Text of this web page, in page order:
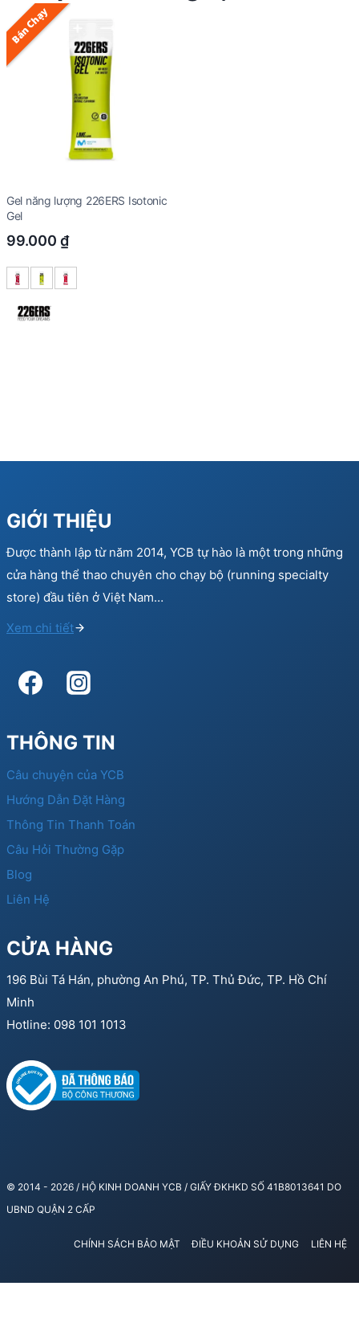
Bán Chạy
Gel năng lượng 226ERS Isotonic
Gel
99.000 ₫
GIỚI THIỆU
Được thành lập từ năm 2014, YCB tự hào là một trong những
cửa hàng thể thao chuyên cho chạy bộ (running specialty
store) đầu tiên ở Việt Nam…
Xem chi tiết
THÔNG TIN
Câu chuyện của YCB
Hướng Dẫn Đặt Hàng
Thông Tin Thanh Toán
Câu Hỏi Thường Gặp
Blog
Liên Hệ
CỬA HÀNG
196 Bùi Tá Hán, phường An Phú, TP. Thủ Đức, TP. Hồ Chí
Minh
Hotline: 098 101 1013
© 2014 - 2026 / HỘ KINH DOANH YCB / GIẤY ĐKHKD SỐ 41B8013641 DO
UBND QUẬN 2 CẤP
CHÍNH SÁCH BẢO MẬT ĐIỀU KHOẢN SỬ DỤNG LIÊN HỆ